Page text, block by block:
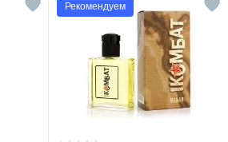
Рекомендуем